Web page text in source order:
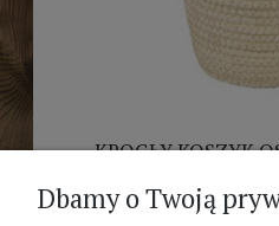
KROGŁY KOSZYK
Dbamy o Twoją